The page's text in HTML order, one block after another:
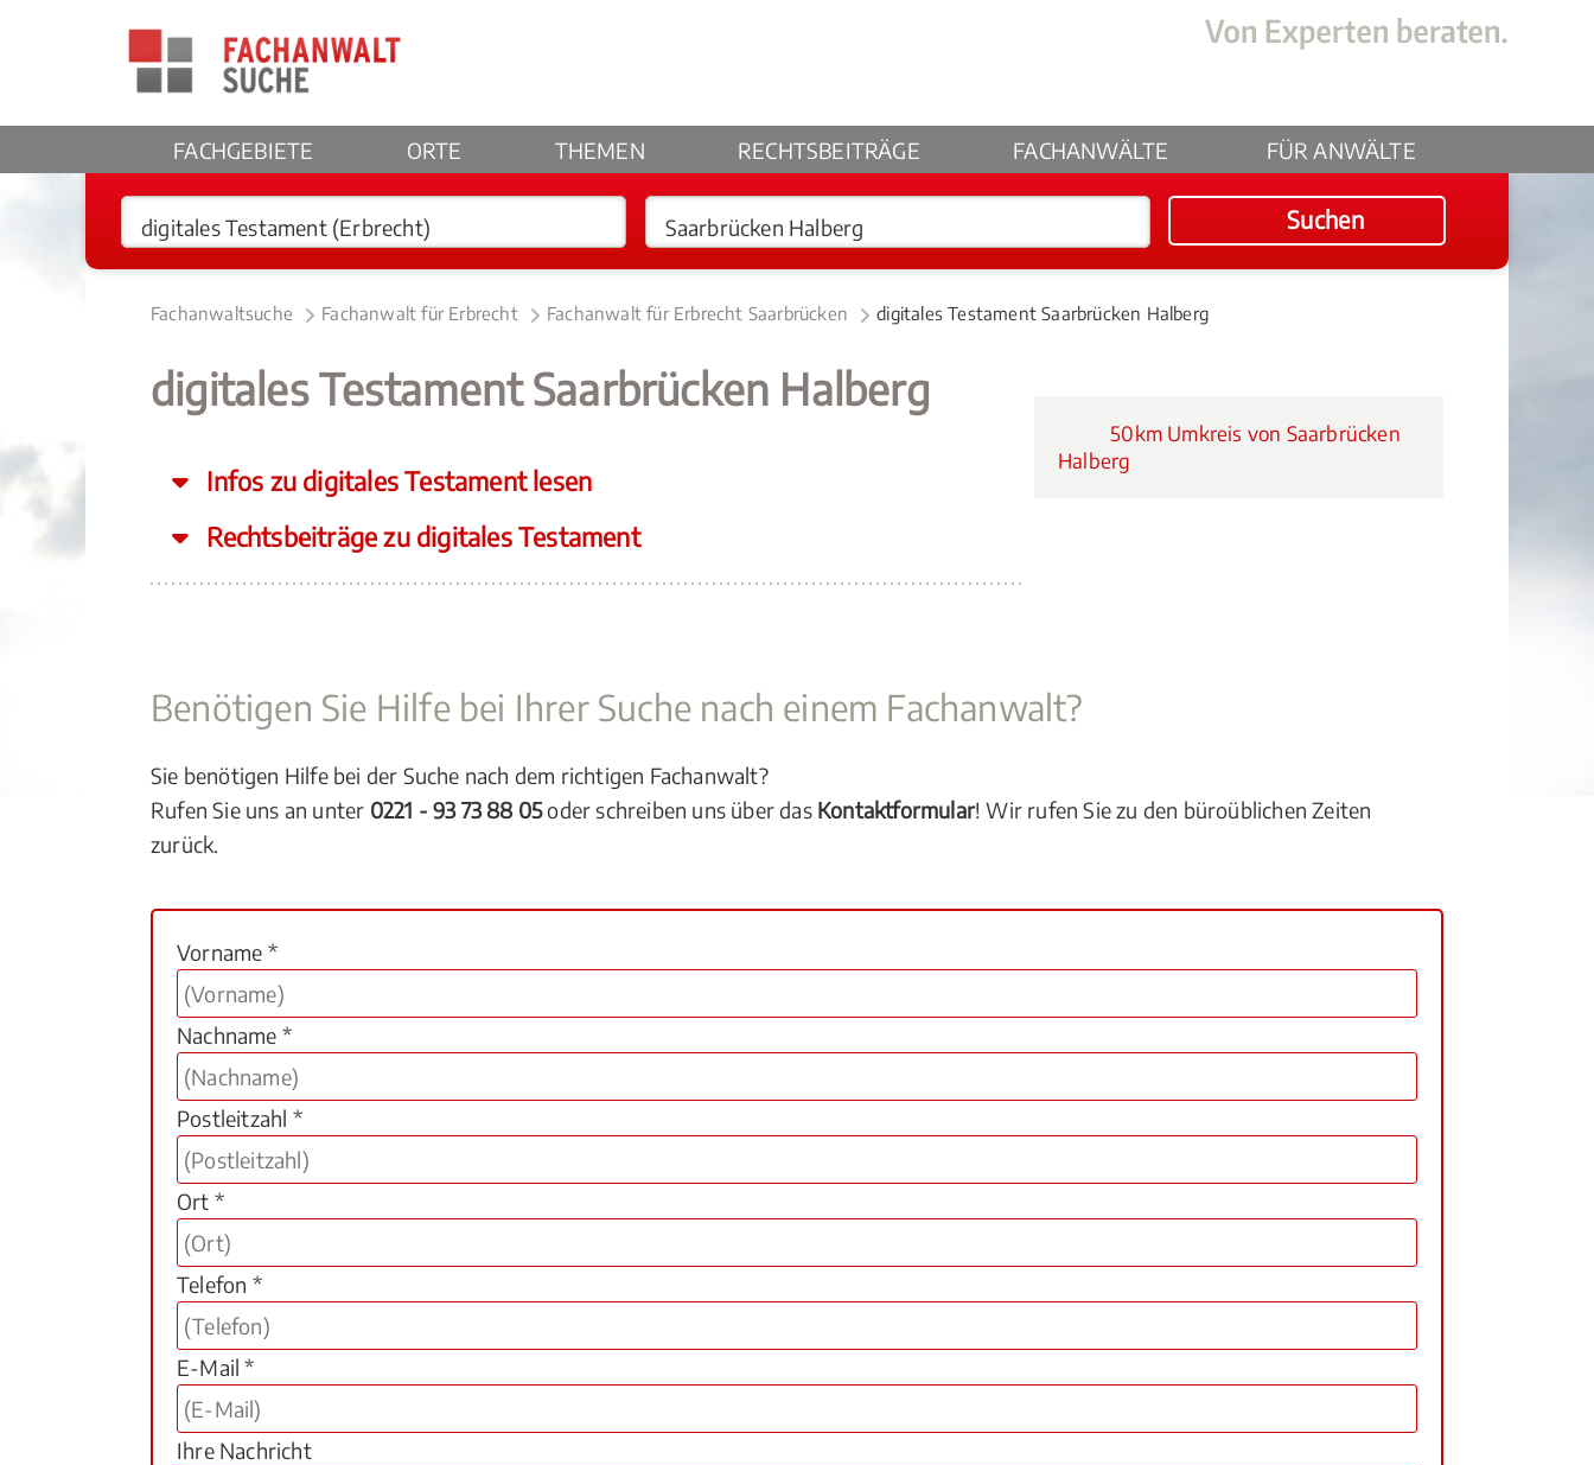
FACHGEBIETE ORTE THEMEN RECHTSBEITRÄGE FACHANWÄLTE FÜR ANWÄLTE
Suchen
Fachanwaltsuche Fachanwalt für Erbrecht Fachanwalt für Erbrecht Saarbrücken digitales Testament Saarbrücken Halberg
digitales Testament Saarbrücken Halberg
Infos zu digitales Testament lesen
Rechtsbeiträge zu digitales Testament
50km Umkreis von Saarbrücken
Halberg
Benötigen Sie Hilfe bei Ihrer Suche nach einem Fachanwalt?
Sie benötigen Hilfe bei der Suche nach dem richtigen Fachanwalt?
Rufen Sie uns an unter 0221 - 93 73 88 05oder schreiben uns über das Kontaktformular! Wir rufen Sie zu den büroüblichen Zeiten
zurück.
Vorname *
Nachname *
Postleitzahl *
Ort *
Telefon *
E-Mail *
Ihre Nachricht